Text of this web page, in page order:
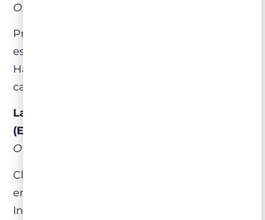
O melhor degustado do mercado brasileiro
Produzido no Douro Superior, combina
estrutura sólida e frescor equilibrado.
Harmoniza com carnes assadas, pratos de
caça e receitas tradicionais portuguesas.
La Rioja Alta Gran Reserva 904 2015
(Espanha)
O melhor degustado do mercado brasileiro
Clássico da Rioja, marcado por longo
envelhecimento em carvalho e garrafa.
Indicado para pratos de carne, aves de